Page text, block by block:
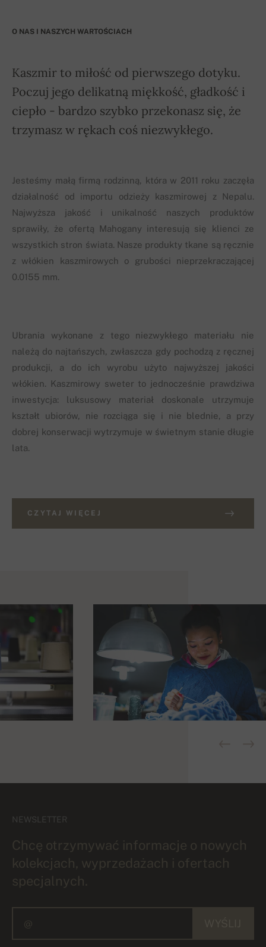
O NAS I NASZYCH WARTOŚCIACH
Kaszmir to miłość od pierwszego dotyku.
Poczuj jego delikatną miękkość, gładkość i
ciepło - bardzo szybko przekonasz się, że
trzymasz w rękach coś niezwykłego.
Jesteśmy małą firmą rodzinną, która w 2011 roku zaczęła
działalność od importu odzieży kaszmirowej z Nepalu.
Najwyższa jakość i unikalność naszych produktów
sprawiły, że ofertą Mahogany interesują się klienci ze
wszystkich stron świata. Nasze produkty tkane są ręcznie
z włókien kaszmirowych o grubości nieprzekraczającej
0.0155 mm.
Ubrania wykonane z tego niezwykłego materiału nie
należą do najtańszych, zwłaszcza gdy pochodzą z ręcznej
produkcji, a do ich wyrobu użyto najwyższej jakości
włókien. Kaszmirowy sweter to jednocześnie prawdziwa
inwestycja: luksusowy materiał doskonale utrzymuje
kształt ubiorów, nie rozciąga się i nie blednie, a przy
dobrej konserwacji wytrzymuje w świetnym stanie długie
lata.
CZYTAJ WIĘCEJ
NEWSLETTER
Chcę otrzymywać informacje o nowych
kolekcjach, wyprzedażach i ofertach
specjalnych.